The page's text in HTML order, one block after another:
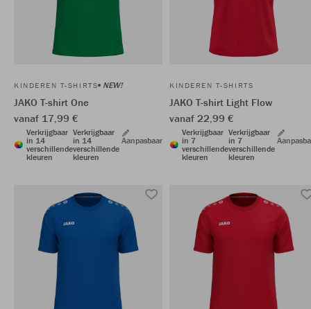
KINDEREN T-SHIRTS NEW!
JAKO T-shirt One
vanaf 17,99 €
Verkrijgbaar
in 14
verschillende
kleuren
Verkrijgbaar
in 14
verschillende
kleuren
Aanpasbaar
KINDEREN T-SHIRTS
JAKO T-shirt Light Flow
vanaf 22,99 €
Verkrijgbaar
in 7
verschillende
kleuren
Verkrijgbaar
in 7
verschillende
kleuren